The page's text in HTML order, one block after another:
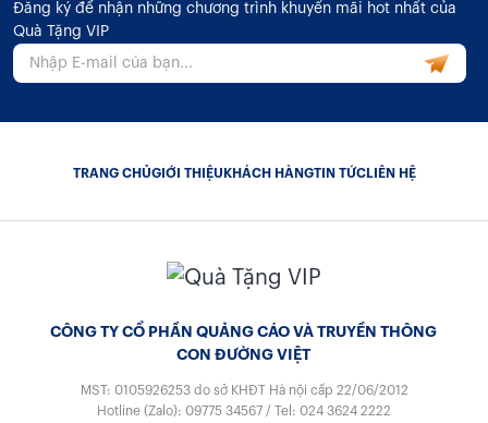
Đăng ký để nhận những chương trình khuyến mãi hot nhất của
Quà Tặng VIP
TRANG CHỦGIỚI THIỆU KHÁCH HÀNGTIN TỨCLIÊN HỆ
CÔNG TY CỔ PHẦN QUẢNG CÁO VÀ TRUYỀN THÔNG
CON ĐƯỜNG VIỆT
MST: 0105926253 do sở KHĐT Hà nội cấp 22/06/2012
Hotline (Zalo): 09775 34567 / Tel: 024 3624 2222